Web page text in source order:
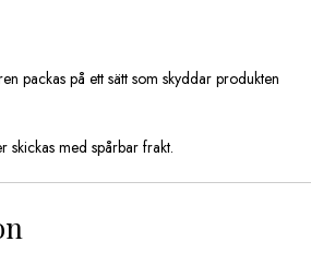
packas på ett sätt som skyddar produkten
skickas med spårbar frakt.